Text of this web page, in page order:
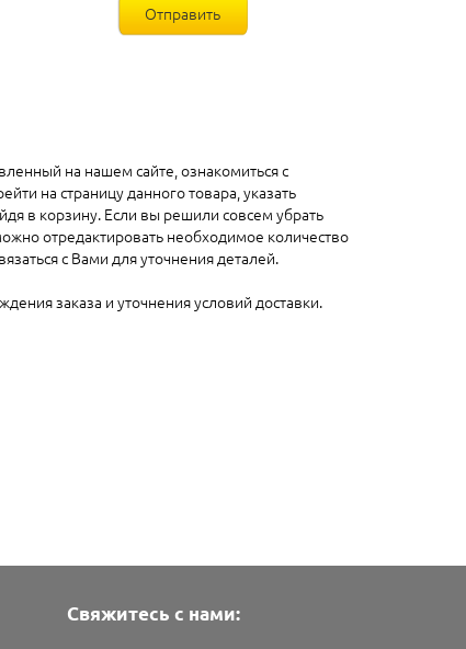
Отправить
на нашем сайте, ознакомиться с
на страницу данного товара, указать
в корзину. Если вы решили совсем убрать
отредактировать необходимое количество
с Вами для уточнения деталей.
заказа и уточнения условий доставки.
Свяжитесь с нами: